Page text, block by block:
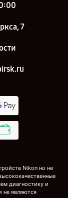
7
Nikon но не
диагностику и
не являются